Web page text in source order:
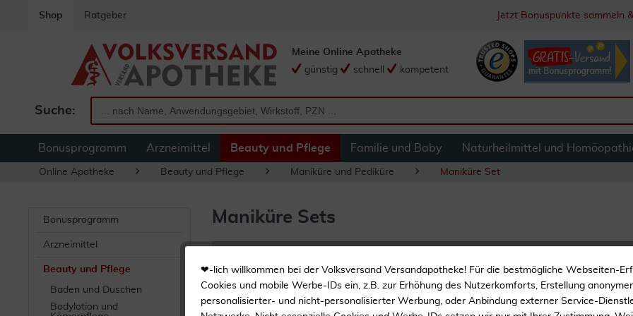
Shop Ratgeber Jetzt Bonuspunkte sammeln
Suche:
Meine Online Apotheke
günstig
schnell kompetent
Bonusprogramm Arzneimittel Beauty und Pflege Familie und Baby Naturheilmittel und
Online Apotheke Beauty und Pflege Maniküre und Pediküre Maniküre Set
Bonusprogramm
Arzneimittel
Beauty und Pflege
Baden und Duschen
Bodylotion und
Maniküre Sets
❤-lich willkommen bei der Volksversand Versandapotheke! Für die bestmögliche Webseiten-
Cookies und mobile Werbe-IDs ein, z.B. zur Erhöhung des Nutzerkomforts, Erstellung
personalisierter- und nicht-personalisierter Werbung, oder Anbindung externer Service-